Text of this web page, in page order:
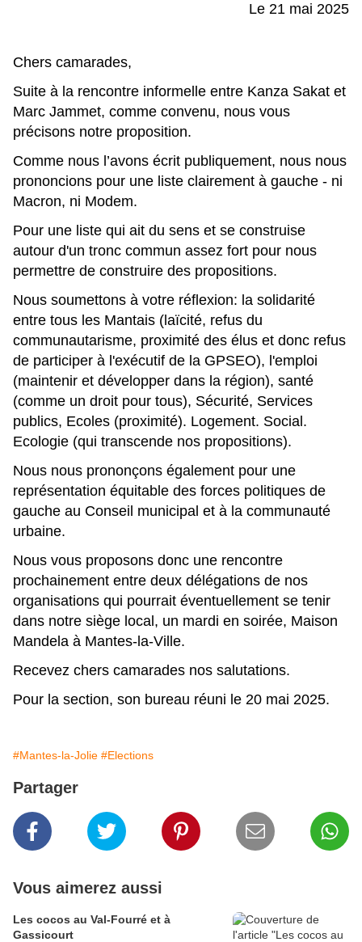
Le 21 mai 2025
Chers camarades,
Suite à la rencontre informelle entre Kanza Sakat et
Marc Jammet, comme convenu, nous vous
précisons notre proposition.
Comme nous l’avons écrit publiquement, nous nous
prononcions pour une liste clairement à gauche - ni
Macron, ni Modem.
Pour une liste qui ait du sens et se construise
autour d'un tronc commun assez fort pour nous
permettre de construire des propositions.
Nous soumettons à votre réflexion: la solidarité
entre tous les Mantais (laïcité, refus du
communautarisme, proximité des élus et donc refus
de participer à l'exécutif de la GPSEO), l'emploi
(maintenir et développer dans la région), santé
(comme un droit pour tous), Sécurité, Services
publics, Ecoles (proximité). Logement. Social.
Ecologie (qui transcende nos propositions).
Nous nous prononçons également pour une
représentation équitable des forces politiques de
gauche au Conseil municipal et à la communauté
urbaine.
Nous vous proposons donc une rencontre
prochainement entre deux délégations de nos
organisations qui pourrait éventuellement se tenir
dans notre siège local, un mardi en soirée, Maison
Mandela à Mantes-la-Ville.
Recevez chers camarades nos salutations.
Pour la section, son bureau réuni le 20 mai 2025.
#Mantes-la-Jolie #Elections
Partager
Vous aimerez aussi
Les cocos au Val-Fourré et à
Gassicourt